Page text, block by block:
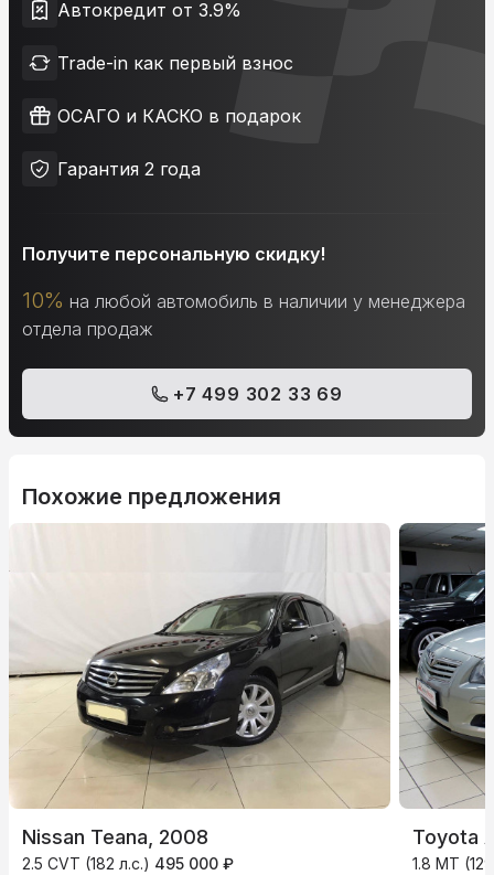
Автокредит от 3.9%
Trade-in как первый взнос
ОСАГО и КАСКО в подарок
Гарантия 2 года
Получите персональную скидку!
10% на любой автомобиль в наличии у менеджера
отдела продаж
+7 499 302 33 69
Похожие предложения
Nissan Teana, 2008
2.5 CVT (182 л.с.) 495 000 ₽
Toyota
1.8 MT